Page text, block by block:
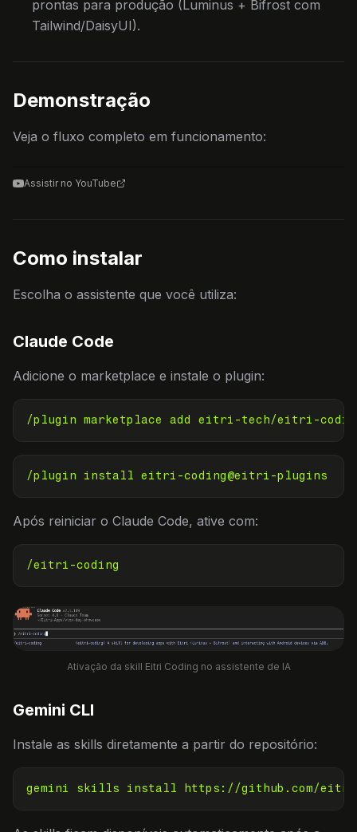
prontas para produção (Luminus + Bifrost com
Tailwind/DaisyUI).
Demonstração
Veja o fluxo completo em funcionamento:
Assistir no YouTube
Como instalar
Escolha o assistente que você utiliza:
Claude Code
Adicione o marketplace e instale o plugin:
/plugin marketplace add eitri-tech/eitri-
/plugin install eitri-coding@eitri-plugins
Após reiniciar o Claude Code, ative com:
/eitri-coding
Ativação da skill Eitri Coding no assistente de IA
Gemini CLI
Instale as skills diretamente a partir do repositório:
gemini skills install https://github.com/